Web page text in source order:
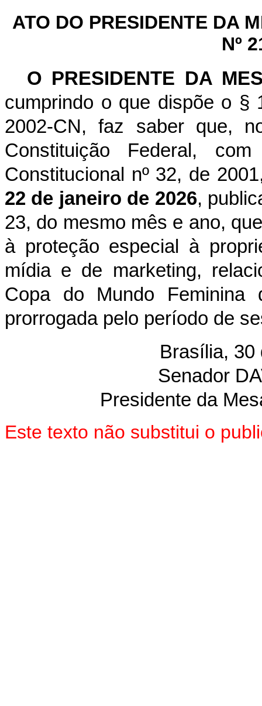
ATO DO PRESIDENTE DA
Nº
O PRESIDENTE DA
cumprindo o que dispõe o §
2002-CN, faz saber que,
Constituição Federal,
Constitucional nº 32, de
22 de janeiro de 2026,
23, do mesmo mês e ano,
à proteção especial à
mídia e de marketing,
Copa do Mundo Feminina
prorrogada pelo período de
Brasília, 30
Senador
Presidente da
Este texto não substitui o